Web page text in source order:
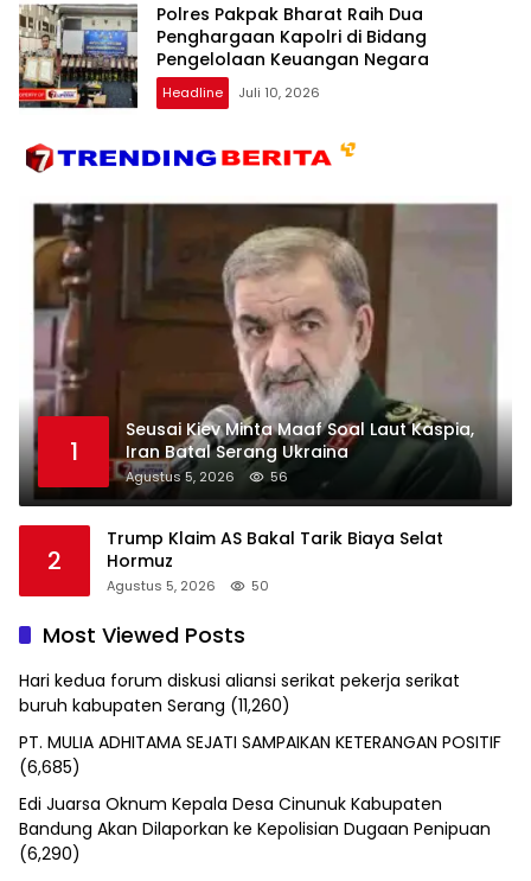
Polres Pakpak Bharat Raih Dua
Penghargaan Kapolri di Bidang
Pengelolaan Keuangan Negara
Headline Juli 10, 2026
1
Seusai Kiev Minta Maaf Soal Laut Kaspia,
Iran Batal Serang Ukraina
Agustus 5, 2026 56
2
Trump Klaim AS Bakal Tarik Biaya Selat
Hormuz
Agustus 5, 2026 50
Most Viewed Posts
Hari kedua forum diskusi aliansi serikat pekerja serikat
buruh kabupaten Serang (11,260)
PT. MULIA ADHITAMA SEJATI SAMPAIKAN KETERANGAN POSITIF
(6,685)
Edi Juarsa Oknum Kepala Desa Cinunuk Kabupaten
Bandung Akan Dilaporkan ke Kepolisian Dugaan Penipuan
(6,290)